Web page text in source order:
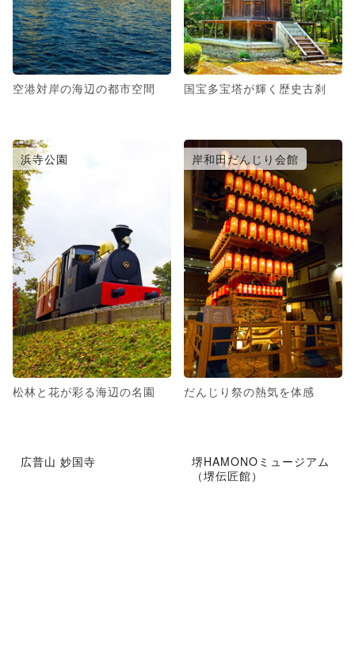
空港対岸の海辺の都市空間 国宝多宝塔が輝く歴史古刹
浜寺公園
松林と花が彩る海辺の名園
岸和田だんじり会館
だんじり祭の熱気を体感
広普山 妙国寺
堺HAMONOミュージアム
（堺伝匠館）